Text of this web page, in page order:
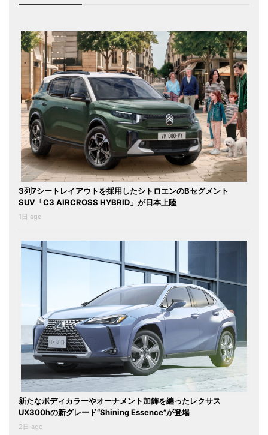
3列7シートレイアウトを採用したシトロエンのBセグメント
SUV「C3 AIRCROSS HYBRID」が日本上陸
1日 ago
新たなボディカラーやオーナメント加飾を纏ったレクサス
UX300hの新グレード“Shining Essence”が登場
2日 ago